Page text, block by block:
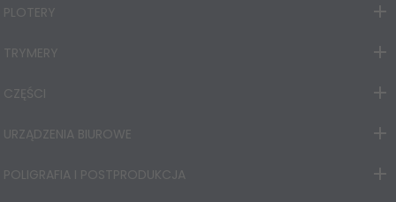
PLOTERY
TRYMERY
CZĘŚCI
URZĄDZENIA BIUROWE
POLIGRAFIA I POSTPRODUKCJA